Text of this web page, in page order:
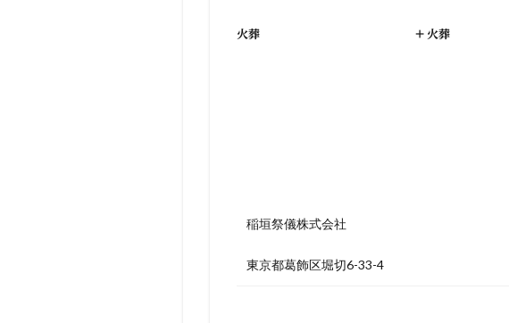
火葬 + 火葬
稲垣祭儀株式会社
東京都葛飾区堀切6-33-4